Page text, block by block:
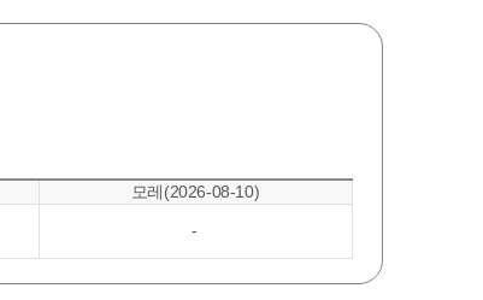
모레(2026-08-10)
-